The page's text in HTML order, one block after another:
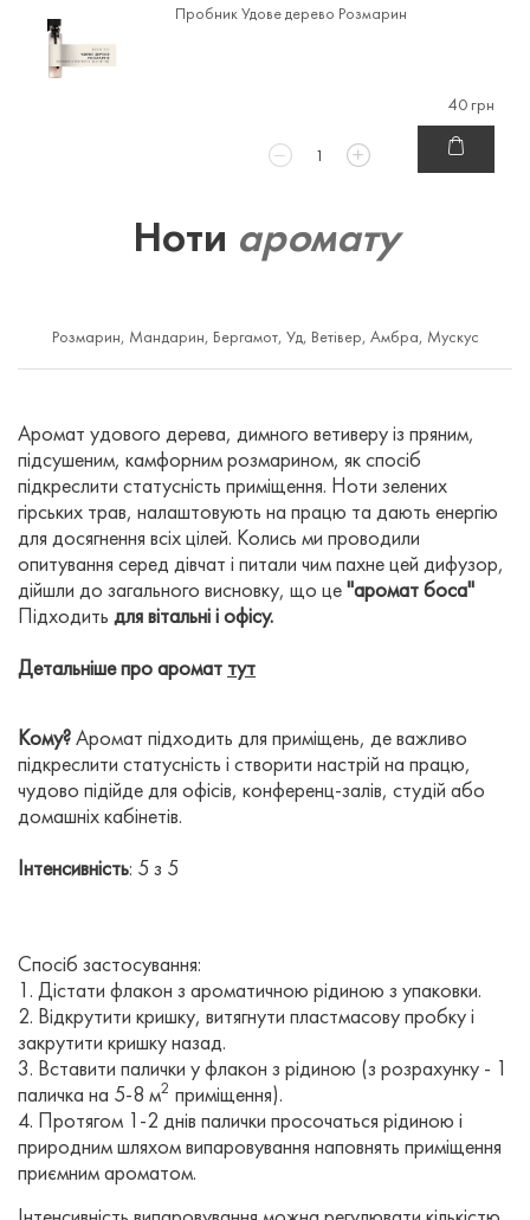
Пробник Удове дерево Розмарин
40 грн
Ноти аромату
Розмарин, Мандарин, Бергамот, Уд, Ветівер, Амбра, Мускус
Аромат удового дерева, димного ветиверу із пряним,
підсушеним, камфорним розмарином, як спосіб
підкреслити статусність приміщення. Ноти зелених
гірських трав, налаштовують на працю та дають енергію
для досягнення всіх цілей. Колись ми проводили
опитування серед дівчат і питали чим пахне цей дифузор,
дійшли до загального висновку, що це "аромат боса"
Підходить для вітальні і офісу.
Детальніше про аромат тут
Кому? Аромат підходить для приміщень, де важливо
підкреслити статусність і створити настрій на працю,
чудово підійде для офісів, конференц-залів, студій або
домашніх кабінетів.
Інтенсивність: 5 з 5
Спосіб застосування:
1. Дістати флакон з ароматичною рідиною з упаковки.
2. Відкрутити кришку, витягнути пластмасову пробку і
закрутити кришку назад.
3. Вставити палички у флакон з рідиною (з розрахунку - 1
паличка на 5-8 м2 приміщення).
4. Протягом 1-2 днів палички просочаться рідиною і
природним шляхом випаровування наповнять приміщення
приємним ароматом.